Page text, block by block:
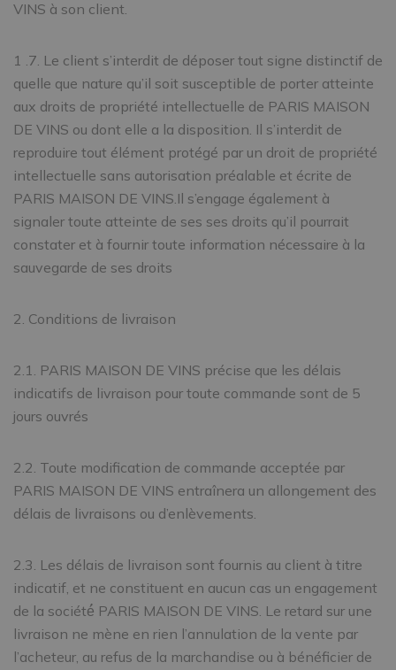
VINS à son client.
1 .7. Le client s’interdit de déposer tout signe distinctif de
quelle que nature qu’il soit susceptible de porter atteinte
aux droits de propriété intellectuelle de PARIS MAISON
DE VINS ou dont elle a la disposition. Il s’interdit de
reproduire tout élément protégé par un droit de propriété
intellectuelle sans autorisation préalable et écrite de
PARIS MAISON DE VINS.Il s’engage également à
signaler toute atteinte de ses ses droits qu’il pourrait
constater et à fournir toute information nécessaire à la
sauvegarde de ses droits
2. Conditions de livraison
2.1. PARIS MAISON DE VINS précise que les délais
indicatifs de livraison pour toute commande sont de 5
jours ouvrés
2.2. Toute modification de commande acceptée par
PARIS MAISON DE VINS entraînera un allongement des
délais de livraisons ou d’enlèvements.
2.3. Les délais de livraison sont fournis au client à titre
indicatif, et ne constituent en aucun cas un engagement
de la société́ PARIS MAISON DE VINS. Le retard sur une
livraison ne mène en rien l’annulation de la vente par
l’acheteur, au refus de la marchandise ou à bénéficier de